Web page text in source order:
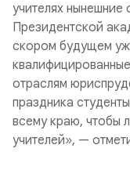
учителях нынешние
Президентской
скором будущем
отраслям
праздника
всему краю, чтобы
учителей», —